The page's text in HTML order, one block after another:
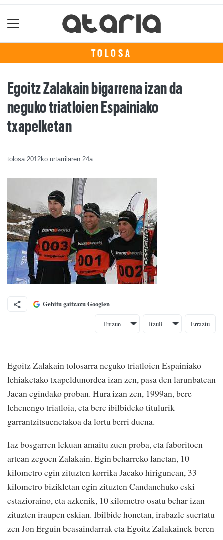
TOLOSA
Egoitz Zalakain bigarrena izan da
neguko triatloien Espainiako
txapelketan
tolosa 2012ko urtarrilaren 24a
Gehitu gaitzazu Googlen
Entzun Itzuli Erraztu
Egoitz Zalakain tolosarra neguko triatloien Espainiako
lehiaketako txapeldunordea izan zen, pasa den larunbatean
Jacan egindako proban. Hura izan zen, 1999an, bere
lehenengo triatloia, eta bere ibilbideko titulurik
garrantzitsuenetakoa da lortu berri duena.
Iaz bosgarren lekuan amaitu zuen proba, eta faboritoen
artean zegoen Zalakain. Egin beharreko lanetan, 10
kilometro egin zituzten korrika Jacako hirigunean, 33
kilometro bizikletan egin zituzten Candanchuko eski
estazioraino, eta azkenik, 10 kilometro osatu behar izan
zituzten iraupen eskian. Ibilbide honetan, irabazle suertatu
zen Jon Erguin beasaindarrak eta Egoitz Zalakainek beren